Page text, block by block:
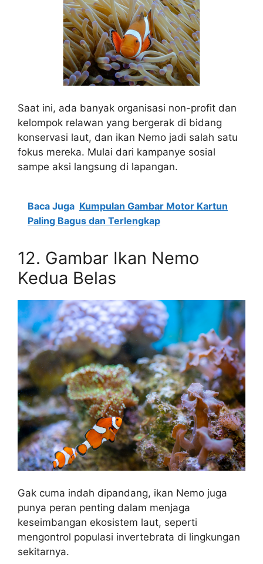
Saat ini, ada banyak organisasi non-profit dan
kelompok relawan yang bergerak di bidang
konservasi laut, dan ikan Nemo jadi salah satu
fokus mereka. Mulai dari kampanye sosial
sampe aksi langsung di lapangan.
Baca Juga Kumpulan Gambar Motor Kartun
Paling Bagus dan Terlengkap
12. Gambar Ikan Nemo
Kedua Belas
Gak cuma indah dipandang, ikan Nemo juga
punya peran penting dalam menjaga
keseimbangan ekosistem laut, seperti
mengontrol populasi invertebrata di lingkungan
sekitarnya.